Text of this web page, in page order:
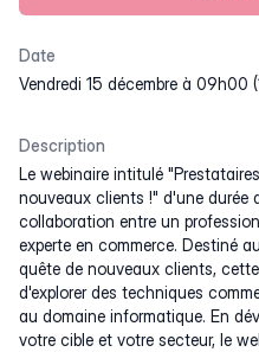
Date
vendredi 15 décembre à 09h00
Description
Le webinaire intitulé
nouveaux clients !" d'une durée
collaboration entre un
experte en commerce. Destiné
quête de nouveaux clients,
d'explorer des techniques
au domaine informatique. En
votre cible et votre secteur, le